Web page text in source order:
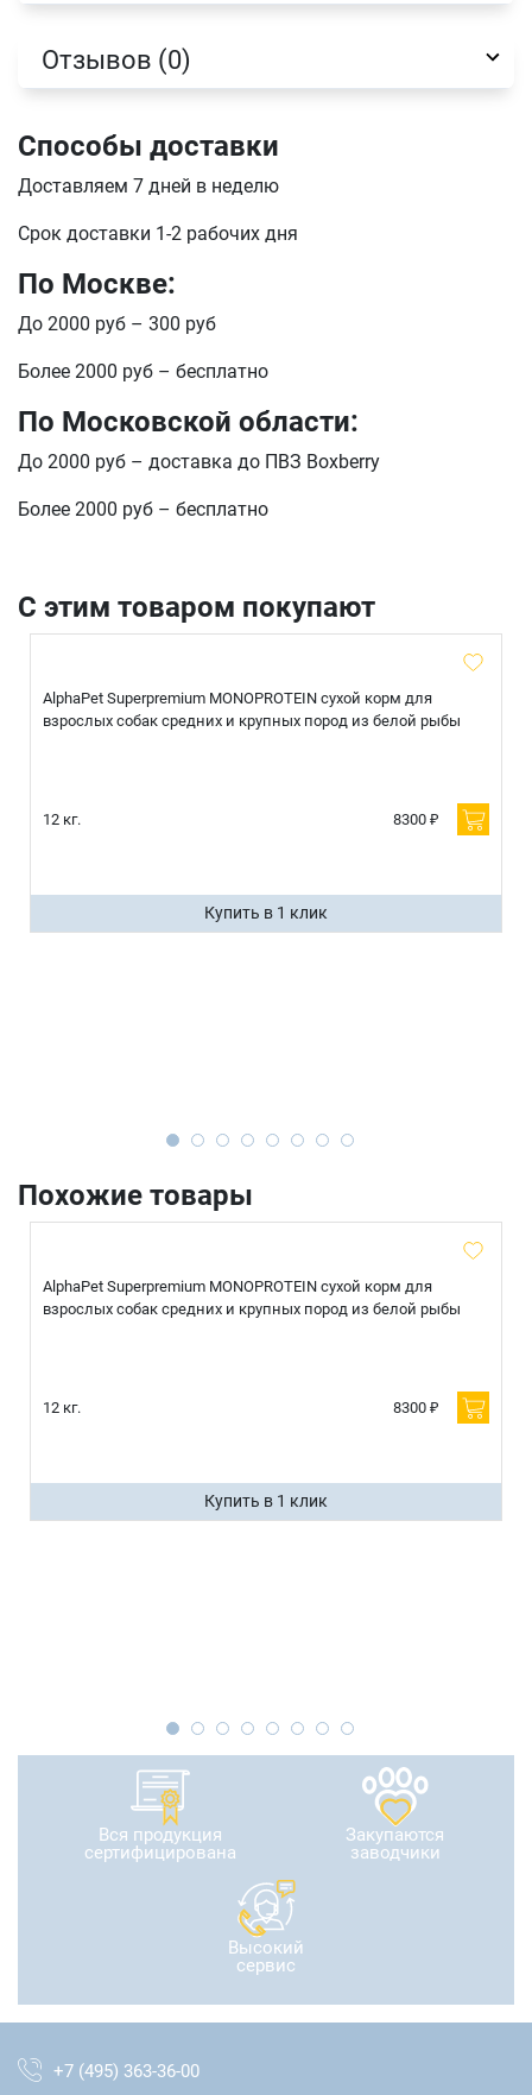
Отзывов (0)
Способы доставки
Доставляем 7 дней в неделю
Срок доставки 1-2 рабочих дня
По Москве:
До 2000 руб – 300 руб
Более 2000 руб – бесплатно
По Московской области:
До 2000 руб – доставка до ПВЗ Boxberry
Более 2000 руб – бесплатно
С этим товаром покупают
AlphaPet Superpremium MONOPROTEIN сухой корм для
взрослых собак средних и крупных пород из белой рыбы
12 кг. 8300 ₽
Купить в 1 клик
Похожие товары
AlphaPet Superpremium MONOPROTEIN сухой корм для
взрослых собак средних и крупных пород из белой рыбы
12 кг. 8300 ₽
Купить в 1 клик
Вся продукция
сертифицирована
Закупаются
заводчики
Высокий
сервис
+7 (495) 363-36-00
Оформить заказ
Телефон
отправить